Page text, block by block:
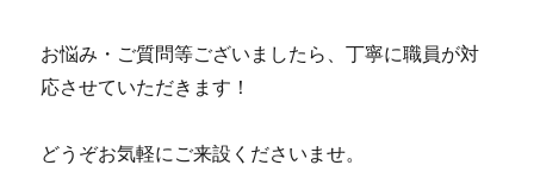
お悩み・ご質問等ございましたら、丁寧に職員が対
応させていただきます！
どうぞお気軽にご来設くださいませ。